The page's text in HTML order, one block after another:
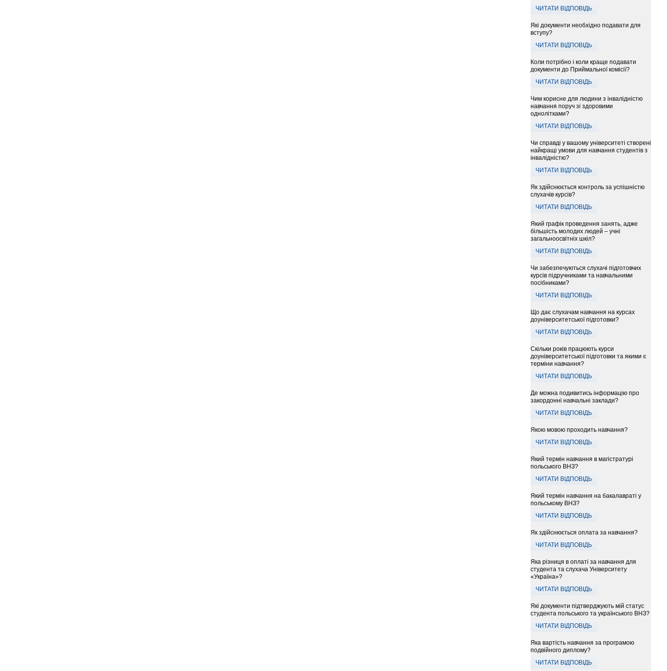
ЧИТАТИ ВІДПОВІДЬ
Які документи необхідно подавати для
вступу?
ЧИТАТИ ВІДПОВІДЬ
Коли потрібно і коли краще подавати
документи до Приймальної комісії?
ЧИТАТИ ВІДПОВІДЬ
Чим корисне для людини з інвалідністю
навчання поруч зі здоровими
однолітками?
ЧИТАТИ ВІДПОВІДЬ
Чи справді у вашому університеті створені
найкращі умови для навчання студентів з
інвалідністю?
ЧИТАТИ ВІДПОВІДЬ
Як здійснюється контроль за успішністю
слухачів курсів?
ЧИТАТИ ВІДПОВІДЬ
Який графік проведення занять, адже
більшість молодих людей – учні
загальноосвітніх шкіл?
ЧИТАТИ ВІДПОВІДЬ
Чи забезпечуються слухачі підготовчих
курсів підручниками та навчальними
посібниками?
ЧИТАТИ ВІДПОВІДЬ
Що дає слухачам навчання на курсах
доуніверситетської підготовки?
ЧИТАТИ ВІДПОВІДЬ
Скільки років працюють курси
доуніверситетської підготовки та якими є
терміни навчання?
ЧИТАТИ ВІДПОВІДЬ
Де можна подивитись інформацію про
закордонні навчальні заклади?
ЧИТАТИ ВІДПОВІДЬ
Якою мовою проходить навчання?
ЧИТАТИ ВІДПОВІДЬ
Який термін навчання в магістратурі
польського ВНЗ?
ЧИТАТИ ВІДПОВІДЬ
Який термін навчання на бакалавраті у
польському ВНЗ?
ЧИТАТИ ВІДПОВІДЬ
Як здійснюється оплата за навчання?
ЧИТАТИ ВІДПОВІДЬ
Яка різниця в оплаті за навчання для
студента та слухача Університету
«Україна»?
ЧИТАТИ ВІДПОВІДЬ
Які документи підтверджують мій статус
студента польського та українського ВНЗ?
ЧИТАТИ ВІДПОВІДЬ
Яка вартість навчання за програмою
подвійного диплому?
ЧИТАТИ ВІДПОВІДЬ